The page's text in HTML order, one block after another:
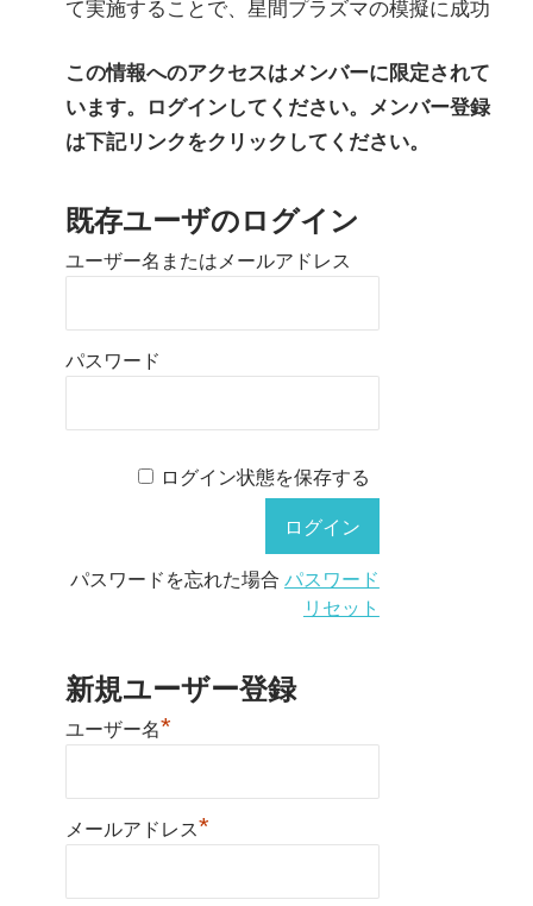
て実施することで、星間プラズマの模擬に成功
この情報へのアクセスはメンバーに限定されて
います。ログインしてください。メンバー登録
は下記リンクをクリックしてください。
既存ユーザのログイン
ユーザー名またはメールアドレス
パスワード
ログイン状態を保存する
パスワードを忘れた場合 パスワード
リセット
新規ユーザー登録
ユーザー名*
メールアドレス*